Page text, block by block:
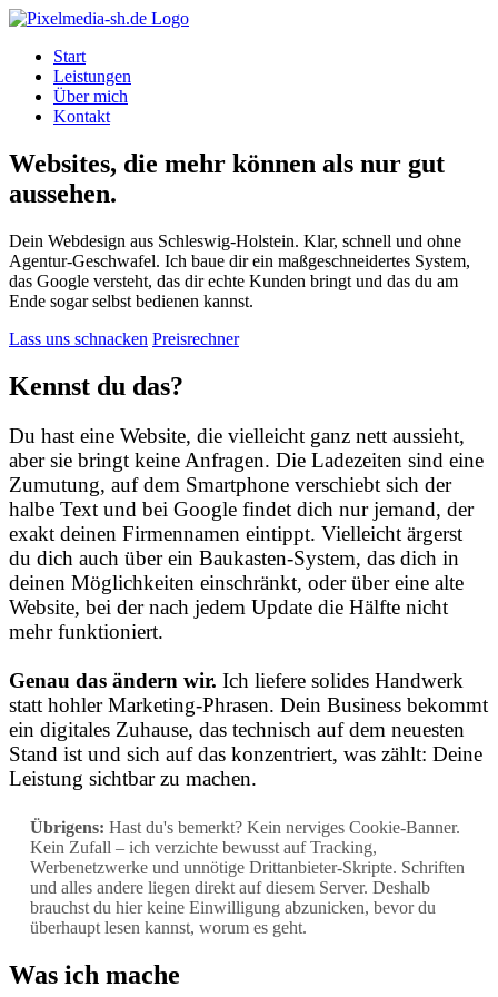
Start
Leistungen
Über mich
Kontakt
Websites, die mehr können als nur gut
aussehen.
Dein Webdesign aus Schleswig-Holstein. Klar, schnell und ohne
Agentur-Geschwafel. Ich baue dir ein maßgeschneidertes System,
das Google versteht, das dir echte Kunden bringt und das du am
Ende sogar selbst bedienen kannst.
Lass uns schnacken Preisrechner
Kennst du das?
Du hast eine Website, die vielleicht ganz nett aussieht,
aber sie bringt keine Anfragen. Die Ladezeiten sind eine
Zumutung, auf dem Smartphone verschiebt sich der
halbe Text und bei Google findet dich nur jemand, der
exakt deinen Firmennamen eintippt. Vielleicht ärgerst
du dich auch über ein Baukasten-System, das dich in
deinen Möglichkeiten einschränkt, oder über eine alte
Website, bei der nach jedem Update die Hälfte nicht
mehr funktioniert.
Genau das ändern wir. Ich liefere solides Handwerk
statt hohler Marketing-Phrasen. Dein Business bekommt
ein digitales Zuhause, das technisch auf dem neuesten
Stand ist und sich auf das konzentriert, was zählt: Deine
Leistung sichtbar zu machen.
Übrigens: Hast du's bemerkt? Kein nerviges Cookie-Banner.
Kein Zufall – ich verzichte bewusst auf Tracking,
Werbenetzwerke und unnötige Drittanbieter-Skripte. Schriften
und alles andere liegen direkt auf diesem Server. Deshalb
brauchst du hier keine Einwilligung abzunicken, bevor du
überhaupt lesen kannst, worum es geht.
Was ich mache